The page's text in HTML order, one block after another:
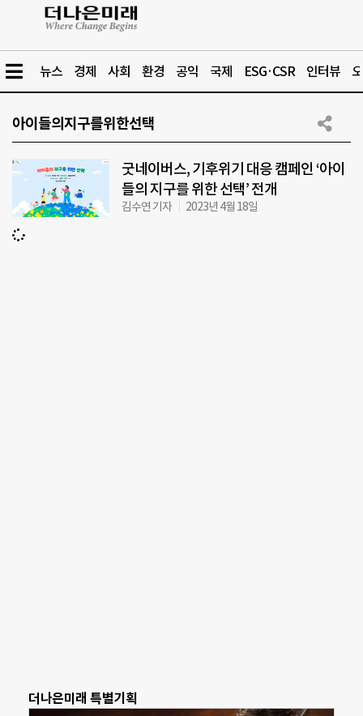
뉴스 경제 사회 환경 공익 국제 ESG·CSR 인터뷰
아이들의지구를위한선택
굿네이버스, 기후위기 대응 캠페인 ‘아이
들의 지구를 위한 선택’ 전개
김수연 기자 2023년 4월 18일
더나은미래 특별기획